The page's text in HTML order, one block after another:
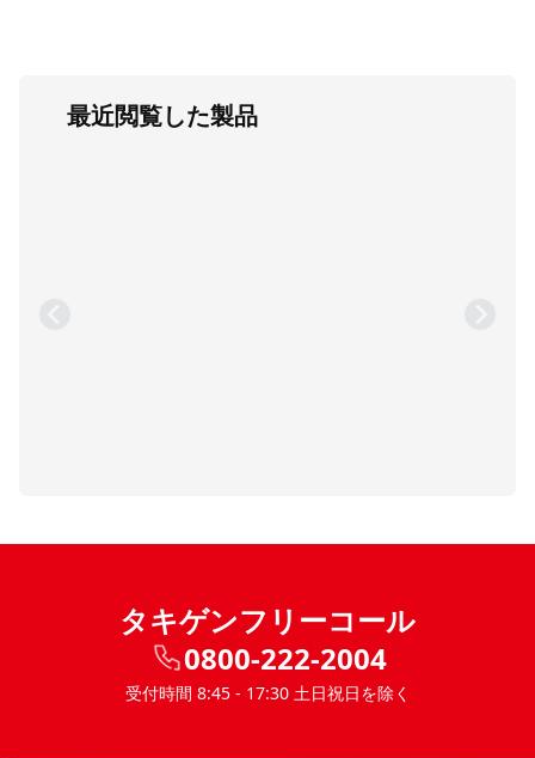
最近閲覧した製品
タキゲンフリーコール
0800-222-2004
受付時間 8:45 - 17:30 土日祝日を除く